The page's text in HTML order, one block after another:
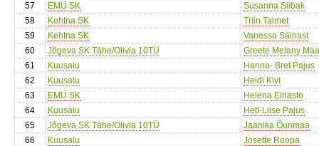
57
EMÜ SK
Susanna Siibak
58
Kehtna SK
Triin Talmet
59
Kehtna SK
Vanessa Säinast
60
Jõgeva SK Tähe/Olivia 10TÜ
Greete Melany
61
Kuusalu
Hanna- Bret Pajus
62
Kuusalu
Heidi Kivi
63
EMÜ SK
Helena Einasto
64
Kuusalu
HetI-Liise Pajus
65
Jõgeva SK Tähe/Olivia 10TÜ
Jaanika Õunmaa
66
Kuusalu
Josette Roopa